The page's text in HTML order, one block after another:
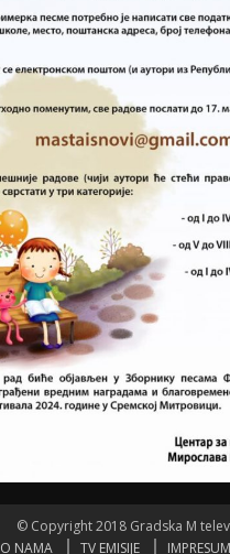
© Copyright 2018 Gradska M
O NAMA
TV EMISIJE IMPRESUM